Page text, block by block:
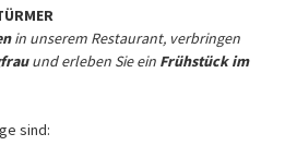
in unserem Restaurant, verbringen
und erleben Sie ein Frühstück im
sind: